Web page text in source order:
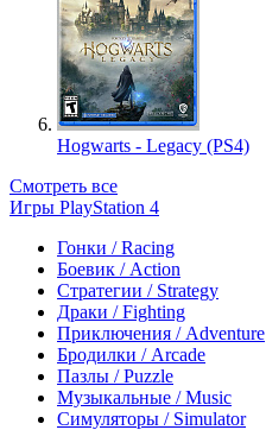
Hogwarts - Legacy (PS4)
Смотреть все
Игры PlayStation 4
Гонки / Racing
Боевик / Action
Стратегии / Strategy
Драки / Fighting
Приключения / Adventure
Бродилки / Arcade
Пазлы / Puzzle
Музыкальные / Music
Симуляторы / Simulator